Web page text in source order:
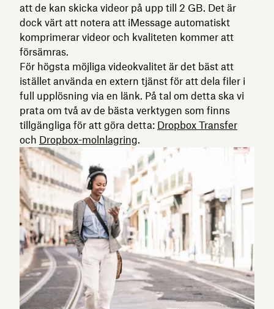
att de kan skicka videor på upp till 2 GB. Det är
dock värt att notera att iMessage automatiskt
komprimerar videor och kvaliteten kommer att
försämras.
För högsta möjliga videokvalitet är det bäst att
istället använda en extern tjänst för att dela filer i
full upplösning via en länk. På tal om detta ska vi
prata om två av de bästa verktygen som finns
tillgängliga för att göra detta: Dropbox Transfer
och Dropbox-molnlagring.